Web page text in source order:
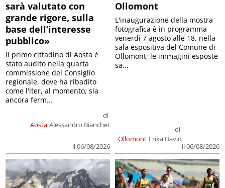
sarà valutato con
grande rigore, sulla
base dell’interesse
pubblico»
Aosta
di
Alessandro Bianchet
il 06/08/2026
Il primo cittadino di Aosta è
stato audito nella quarta
commissione del Consiglio
regionale, dove ha ribadito
come l'iter, al momento, sia
ancora ferm...
Ollomont
Ollomont
di
Erika David
il 06/08/2026
L'inaugurazione della mostra
fotografica è in programma
venerdì 7 agosto alle 18, nella
sala espositiva del Comune di
Ollomont; le immagini esposte
sa...